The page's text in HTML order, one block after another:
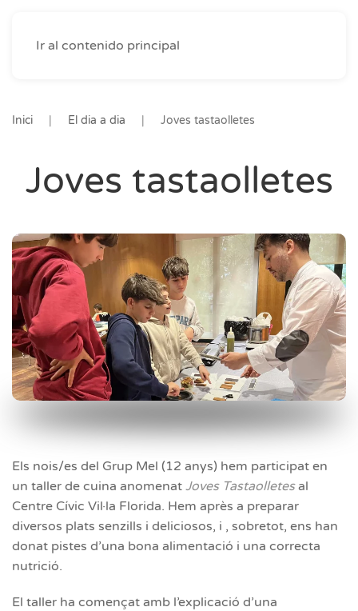
Ir al contenido principal
Inici El dia a dia Joves tastaolletes
Joves tastaolletes
Els nois/es del Grup Mel (12 anys) hem participat en
un taller de cuina anomenat Joves Tastaolletesal
Centre Cívic Vil·la Florida. Hem après a preparar
diversos plats senzills i deliciosos, i , sobretot, ens han
donat pistes d’una bona alimentació i una correcta
nutrició.
El taller ha començat amb l’explicació d’una